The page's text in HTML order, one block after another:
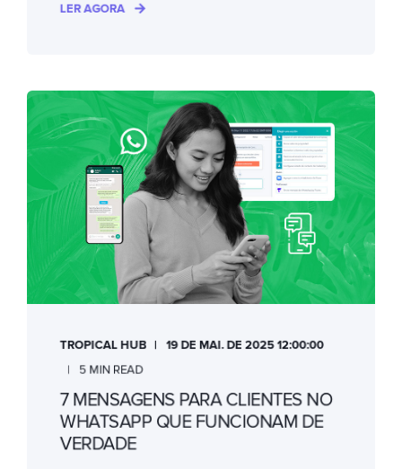
LER AGORA
TROPICAL HUB 19 DE MAI. DE 2025 12:00:00
5 MIN READ
7 MENSAGENS PARA CLIENTES NO
WHATSAPP QUE FUNCIONAM DE
VERDADE